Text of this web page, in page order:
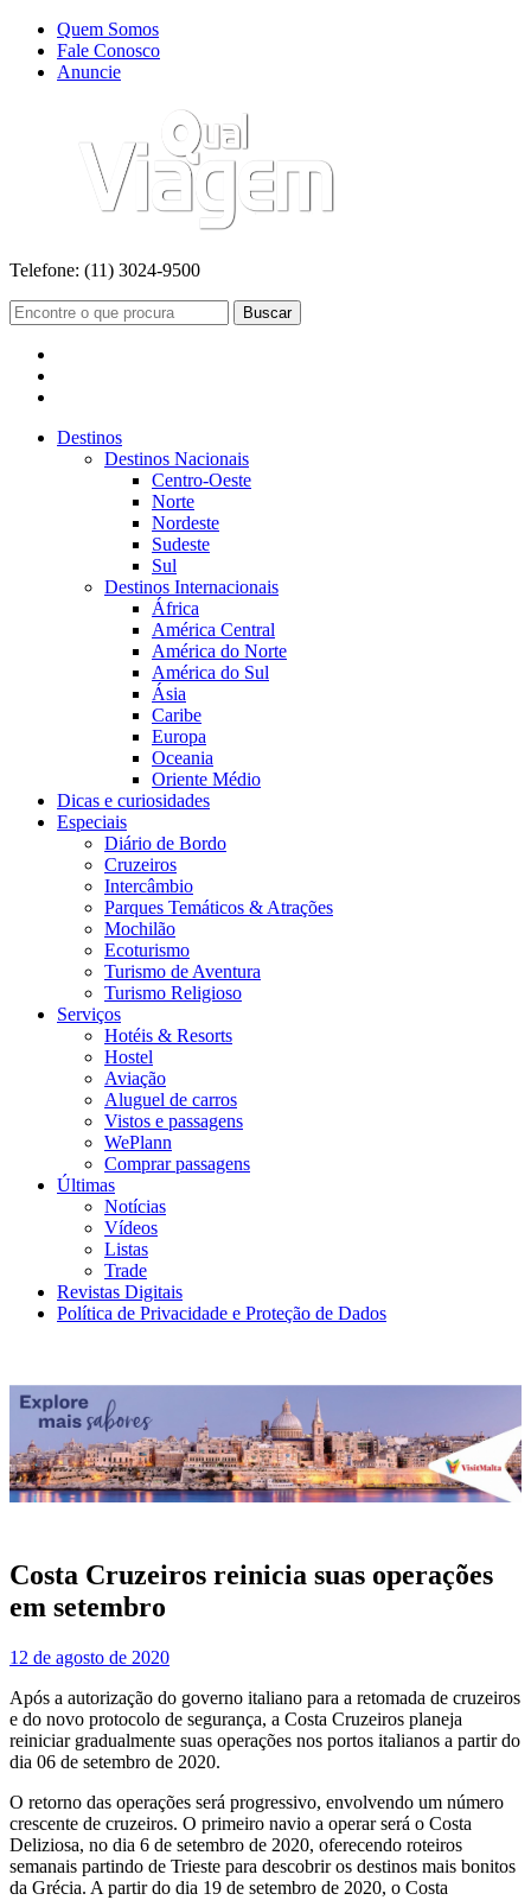
Quem Somos
Fale Conosco
Anuncie
Telefone: (11) 3024-9500
Buscar
Destinos
Destinos Nacionais
Centro-Oeste
Norte
Nordeste
Sudeste
Sul
Destinos Internacionais
África
América Central
América do Norte
América do Sul
Ásia
Caribe
Europa
Oceania
Oriente Médio
Dicas e curiosidades
Especiais
Diário de Bordo
Cruzeiros
Intercâmbio
Parques Temáticos & Atrações
Mochilão
Ecoturismo
Turismo de Aventura
Turismo Religioso
Serviços
Hotéis & Resorts
Hostel
Aviação
Aluguel de carros
Vistos e passagens
WePlann
Comprar passagens
Últimas
Notícias
Vídeos
Listas
Trade
Revistas Digitais
Política de Privacidade e Proteção de Dados
Costa Cruzeiros reinicia suas operações
em setembro
12 de agosto de 2020
Após a autorização do governo italiano para a retomada de cruzeiros
e do novo protocolo de segurança, a Costa Cruzeiros planeja
reiniciar gradualmente suas operações nos portos italianos a partir do
dia 06 de setembro de 2020.
O retorno das operações será progressivo, envolvendo um número
crescente de cruzeiros. O primeiro navio a operar será o Costa
Deliziosa, no dia 6 de setembro de 2020, oferecendo roteiros
semanais partindo de Trieste para descobrir os destinos mais bonitos
da Grécia. A partir do dia 19 de setembro de 2020, o Costa